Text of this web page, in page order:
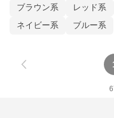
ブラウン系
レッド系
ネイビー系
ブルー系